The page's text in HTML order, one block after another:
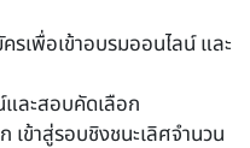
เพื่อเข้าอบรมออนไลน์ และ
ละสอบคัดเลือก
ข้าสู่รอบชิงชนะเลิศจำนวน